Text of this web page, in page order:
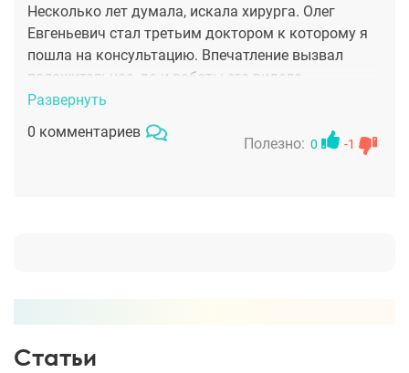
Несколько лет думала, искала хирурга. Олег
Евгеньевич стал третьим доктором к которому я
пошла на консультацию. Впечатление вызвал
положительное, да и работы его видела,
впечатлили тем, что грудь очень естественная
получается. Поэтому именно ему я и доверила
сделать операцию. Даже не ожидала что с одной
Развернуть
0 комментариев
Полезно: 0 -1
Статьи